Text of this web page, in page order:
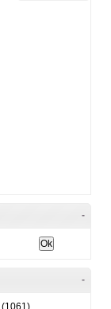
-
-
(1061)